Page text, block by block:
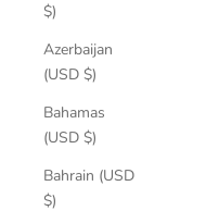
$)
Azerbaijan
(USD $)
Bahamas
(USD $)
Bahrain (USD
$)